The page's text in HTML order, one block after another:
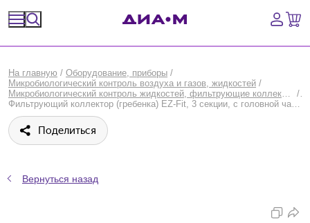
Оборудование, приборы
Расходные материалы, пластик, стекло
Предметный указатель
На главную / Оборудование, приборы /
Микробиологический контроль воздуха и газов, жидкостей /
Микробиологический контроль жидкостей, фильтрующие коллекторы (гребенки), пробоотборники
/
Фильтрующий коллектор (гребенка) EZ-Fit, 3 секции, с головной частью тюльпанного типа, Merck (Millipore, Sigma-Aldrich, Supelco)
Поделиться
Вернуться назад